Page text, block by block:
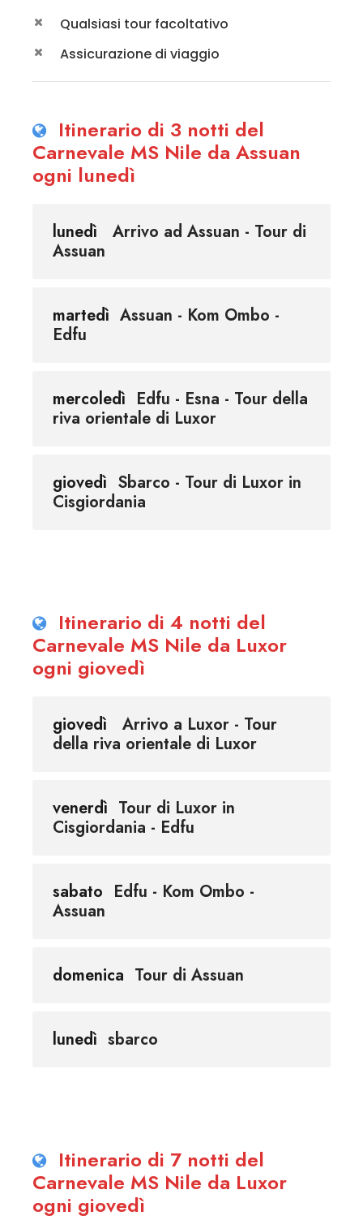
Qualsiasi tour facoltativo
Assicurazione di viaggio
Itinerario di 3 notti del
Carnevale MS Nile da Assuan
ogni lunedì
lunedì
Arrivo ad Assuan - Tour di
Assuan
martedì Assuan - Kom Ombo -
Edfu
mercoledì Edfu - Esna - Tour della
riva orientale di Luxor
giovedì Sbarco - Tour di Luxor in
Cisgiordania
Itinerario di 4 notti del
Carnevale MS Nile da Luxor
ogni giovedì
giovedì
Arrivo a Luxor - Tour
della riva orientale di Luxor
venerdì Tour di Luxor in
Cisgiordania - Edfu
sabato Edfu - Kom Ombo -
Assuan
domenica Tour di Assuan
lunedì sbarco
Itinerario di 7 notti del
Carnevale MS Nile da Luxor
ogni giovedì